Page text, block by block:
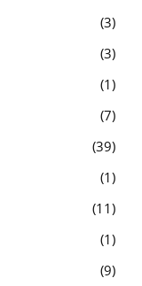
3
3
1
7
39
1
11
1
9